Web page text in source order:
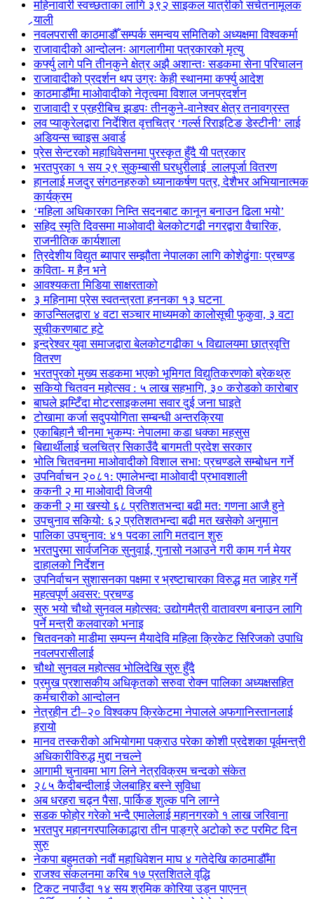
महिनावारी स्वच्छताका लागि ३९२ साइकल यात्रीको सचेतनामूलक
र्‍याली
नवलपरासी काठमाडौँ सम्पर्क समन्वय समितिको अध्यक्षमा विश्वकर्मा
राजावादीको आन्दोलनः आगलागीमा पत्रकारको मृत्यु
कर्फ्यु लागे पनि तीनकुने क्षेत्र अझै अशान्तः सडकमा सेना परिचालन
राजावादीको प्रदर्शन थप उग्रः केही स्थानमा कर्फ्यु आदेश
काठमाडौँमा माओवादीको नेतृत्वमा विशाल जनप्रदर्शन
राजावादी र प्रहरीबिच झडपः तीनकुने-वानेश्वर क्षेत्र तनावग्रस्त
लव प्याकुरेलद्वारा निर्देशित वृत्तचित्र ‘गर्ल्स रिराइटिङ डेस्टीनी’ लाई
अडियन्स च्वाइस अवार्ड
प्रेस सेन्टरको महाधिवेसनमा पुरस्कृत हुँदै यी पत्रकार
भरतपुरका १ सय २९ सुकुम्बासी घरधुरीलाई लालपूर्जा वितरण
हानलाई मजदुर संगठनहरुको ध्यानाकर्षण पत्र, देशैभर अभियानात्मक
कार्यक्रम
‘महिला अधिकारका निम्ति सदनबाट कानून बनाउन ढिला भयो’
सहिद स्मृति दिवसमा माओवादी बेलकोटगढी नगरद्वारा वैचारिक,
राजनीतिक कार्यशाला
त्रिदेशीय विद्युत ब्यापार सम्झौता नेपालका लागि कोशेढुंगाः प्रचण्ड
कविता- म हैन भने
आवश्यकता मिडिया साक्षरताको
३ महिनामा प्रेस स्वतन्त्रता हननका १३ घटना
काउन्सिलद्वारा ४ वटा सञ्चार माध्यमको कालोसूची फुकुवा, ३ वटा
सूचीकरणबाट हटे
इन्द्रेश्वर युवा समाजद्वारा बेलकोटगढीका ५ विद्यालयमा छात्रवृत्ति
वितरण
भरतपुरको मुख्य सडकमा भएको भूमिगत विद्युतिकरणको ब्रेकथ्रु
सकियो चितवन महोत्सव : ५ लाख सहभागि, ३० करोडको कारोबार
बाघले झम्टिँदा मोटरसाइकलमा सवार दुई जना घाइते
टोखामा कर्जा सदुपयोगिता सम्बन्धी अन्तरक्रिया
एकाबिहानै चीनमा भुकम्पः नेपालमा कडा धक्का महसुस
बिद्यार्थीलाई चलचित्र सिकाउँदै बागमती प्रदेश सरकार
भोलि चितवनमा माओवादीको विशाल सभा: प्रचण्डले सम्बोधन गर्ने
उपनिर्वाचन २०८१: एमालेभन्दा माओवादी प्रभावशाली
ककनी २ मा माओवादी विजयी
ककनी २ मा खस्यो ६८ प्रतिशतभन्दा बढी मत: गणना आजै हुने
उपचुनाव सकियो: ६२ प्रतिशतभन्दा बढी मत खसेको अनुमान
पालिका उपचुनाव: ४१ पदका लागि मतदान शुरु
भरतपुुरमा सार्वजनिक सुनुवाई, गुनासो नआउने गरी काम गर्न मेयर
दाहालको निर्देशन
उपनिर्वाचन सुशासनका पक्षमा र भ्रष्टाचारका विरुद्ध मत जाहेर गर्ने
महत्वपूर्ण अवसर: प्रचण्ड
सुरु भयो चौथो सुनवल महोत्सव: उद्योगमैत्री वातावरण बनाउन लागि
पर्ने मन्त्री कलवारको भनाइ
चितवनको माडीमा सम्पन्न मैयादेवि महिला क्रिकेट सिरिजको उपाधि
नवलपरासीलाई
चौथो सुनवल महोत्सव भोलिदेखि सुरु हुँदै
प्रमुख प्रशासकीय अधिकृतको सरुवा रोक्न पालिका अध्यक्षसहित
कर्मचारीको आन्दोलन
नेत्रहीन टी–२० विश्वकप क्रिकेटमा नेपालले अफगानिस्तानलाई
हरायो
मानव तस्करीको अभियोगमा पक्राउ परेका कोशी प्रदेशका पूर्वमन्त्री
अधिकारीविरुद्ध मुद्दा नचल्ने
आगामी चुनावमा भाग लिने नेत्रविक्रम चन्दको संकेत
२८५ कैदीबन्दीलाई जेलबाहिर बस्ने सुविधा
अब धरहरा चढ्न पैसा, पार्किङ शुल्क पनि लाग्ने
सडक फोहोर गरेको भन्दै एमालेलाई महानगरको १ लाख जरिवाना
भरतपुर महानगरपालिकाद्धारा तीन पाङ्ग्रे अटोको रुट परमिट दिन
सुरु
नेकपा बहुमतको नवौं महाधिवेशन माघ ४ गतेदेखि काठमाडौँमा
राजश्व संकलनमा करिब १७ प्रतशितले वृद्धि
टिकट नपाउँदा १४ सय श्रमिक कोरिया उड्न पाएनन्